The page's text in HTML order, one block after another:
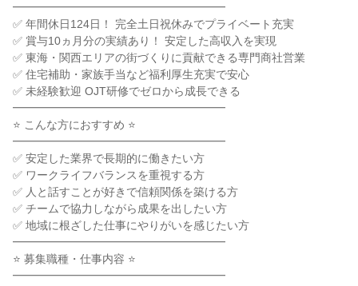
━━━━━━━━━━━━━━━━━━━
✅ 年間休日124日！ 完全土日祝休みでプライベート充実
✅ 賞与10ヵ月分の実績あり！ 安定した高収入を実現
✅ 東海・関西エリアの街づくりに貢献できる専門商社営業
✅ 住宅補助・家族手当など福利厚生充実で安心
✅ 未経験歓迎 OJT研修でゼロから成長できる
━━━━━━━━━━━━━━━━━━━
⭐ こんな方におすすめ ⭐
━━━━━━━━━━━━━━━━━━━
✅ 安定した業界で長期的に働きたい方
✅ ワークライフバランスを重視する方
✅ 人と話すことが好きで信頼関係を築ける方
✅ チームで協力しながら成果を出したい方
✅ 地域に根ざした仕事にやりがいを感じたい方
━━━━━━━━━━━━━━━━━━━
⭐ 募集職種・仕事内容 ⭐
━━━━━━━━━━━━━━━━━━━